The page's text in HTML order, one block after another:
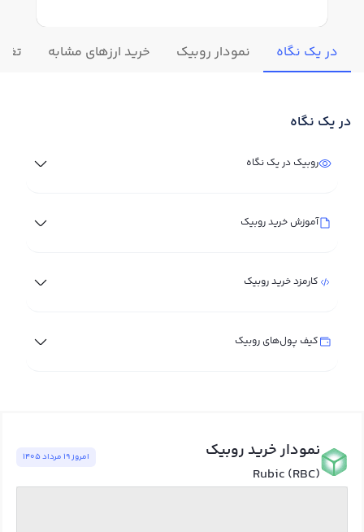
در یک نگاه نمودار روبیک خرید ارزهای مشابه
در یک نگاه
روبیک در یک نگاه
آموزش خرید روبیک
کارمزد خرید روبیک
کیف پول‌های روبیک
نمودار خرید روبیک
Rubic (RBC)
امروز ١٩ مرداد ١٤٠٥